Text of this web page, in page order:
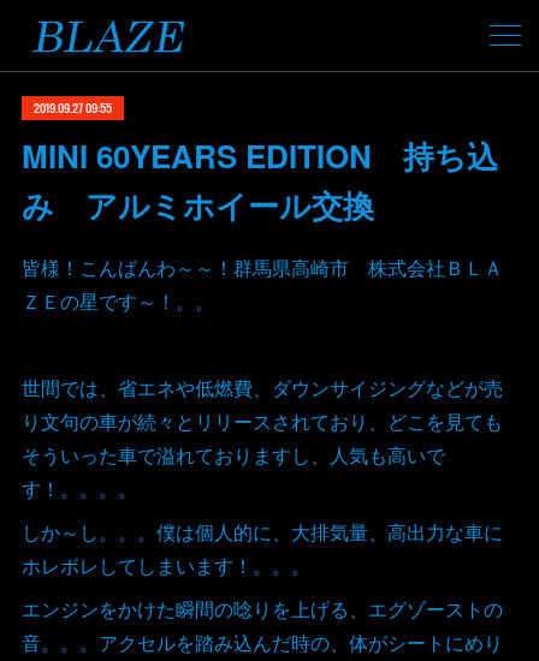
2019.09.27 09:55
MINI 60YEARS EDITION 持ち込
み アルミホイール交換
皆様！こんばんわ～～！群馬県高崎市 株式会社ＢＬＡ
ＺＥの星です～！。。
世間では、省エネや低燃費、ダウンサイジングなどが売
り文句の車が続々とリリースされており、どこを見ても
そういった車で溢れておりますし、人気も高いで
す！。。。。
しか～し。。。僕は個人的に、大排気量、高出力な車に
ホレボレしてしまいます！。。。
エンジンをかけた瞬間の唸りを上げる、エグゾーストの
音。。。アクセルを踏み込んだ時の、体がシートにめり